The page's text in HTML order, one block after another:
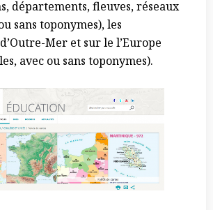
départements, fleuves, réseaux
sans toponymes), les
Mer et sur le l’Europe
avec ou sans toponymes).